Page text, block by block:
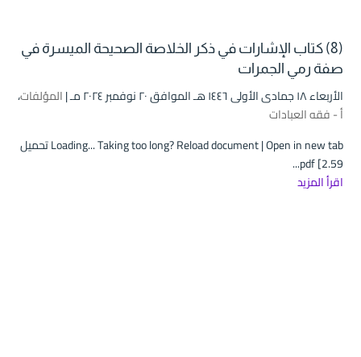
(8) كتاب الإشارات في ذكر الخلاصة الصحيحة الميسرة في
صفة رمي الجمرات
الأربعاء ۱۸ جمادى الأولى ۱٤٤٦ هـ الموافق ۲۰ نوفمبر ۲۰۲٤ مـ | المؤلفات،
أ - فقه العبادات
Loading... Taking too long? Reload document | Open in new tab تحميل
pdf [2.59...
اقرأ المزيد